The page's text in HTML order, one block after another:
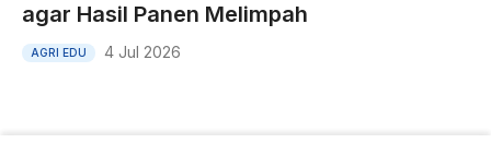
agar Hasil Panen Melimpah
AGRI EDU 4 Jul 2026